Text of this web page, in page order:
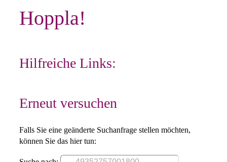
Hoppla!
Hilfreiche Links:
Erneut versuchen
Falls Sie eine geänderte Suchanfrage stellen möchten,
können Sie das hier tun: